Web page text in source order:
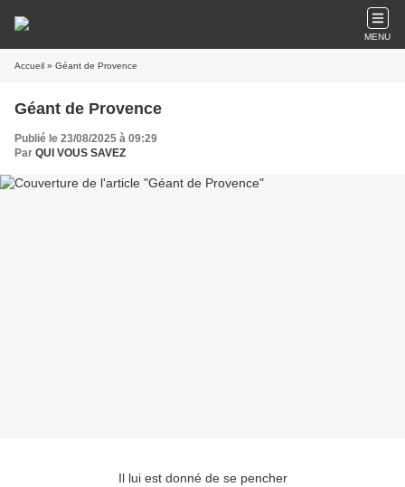
MENU
Accueil » Géant de Provence
Géant de Provence
Publié le 23/08/2025 à 09:29
Par QUI VOUS SAVEZ
Il lui est donné de se pencher